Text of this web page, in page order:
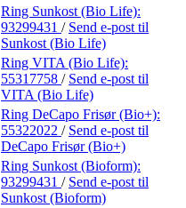
Ring Sunkost (Bio Life):
93299431 / Send e-post til
Sunkost (Bio Life)
Ring VITA (Bio Life):
55317758 / Send e-post til
VITA (Bio Life)
Ring DeCapo Frisør (Bio+):
55322022 / Send e-post til
DeCapo Frisør (Bio+)
Ring Sunkost (Bioform):
93299431 / Send e-post til
Sunkost (Bioform)